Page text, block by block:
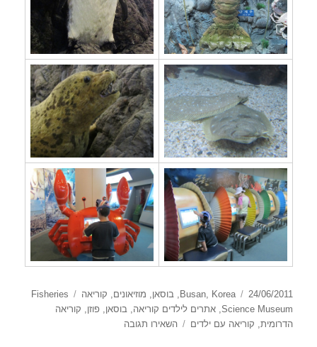
פורסם
בתאריך
24/06/2011 קטגוריותBusan, Korea
,בוסאן, מוזיאונים, קוריאה תגיות
Fisheries
Science Museum
,אתרים לילדים קוריאה,בוסאן,פוזן, קוריאה
הדרומית, קוריאה עם ילדים השאירו תגובה